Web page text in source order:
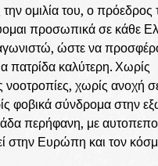
ομιλία του, ο
προσωπικά σε κάθε
ώστε να
πατρίδα καλύτερη. Χωρίς
νοοτροπίες, χωρίς ανοχή
φοβικά σύνδρομα στην
περήφανη, με
στην Ευρώπη και τον